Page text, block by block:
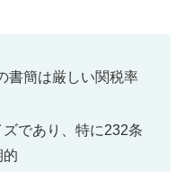
書簡は厳しい関税率
であり、特に232条
的